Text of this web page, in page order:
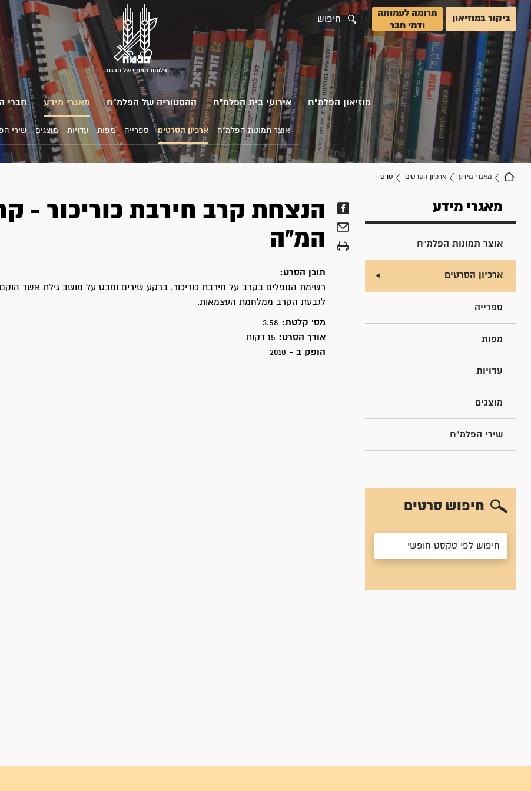
ביקור במוזיאון
תרומה לעמותה
ודמי חבר
חיפוש
פלוגות המחץ של ההגנה
מוזיאון הפלמ"ח אירועי בית הפלמ"ח ההסטוריה של הפלמ"ח מאגרי מידע חברי
אוצר תמונות הפלמ"ח ארכיון הסרטים ספרייה מפות עדויות מוצגים שירי
מאגרי מידע ארכיון הסרטים סרט
מאגרי מידע
אוצר תמונות הפלמ"ח
ארכיון הסרטים
ספרייה
מפות
עדויות
מוצגים
שירי הפלמ"ח
חיפוש סרטים
הנצחת קרב חירבת כוריכור -
המ"ה
תוכן הסרט:
רשימת הנופלים בקרב על חירבת כוריכור. ברקע שירים ומבט על מושב גילת אשר
לגבעת הקרב ממלחמת העצמאות.
מס' קלטת:
אורך הסרט:
הופק ב -